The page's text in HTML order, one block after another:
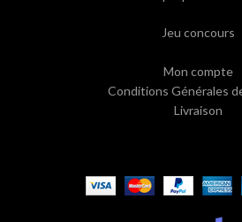
Jeu concours
Mon compte
Conditions Générales
Livraison